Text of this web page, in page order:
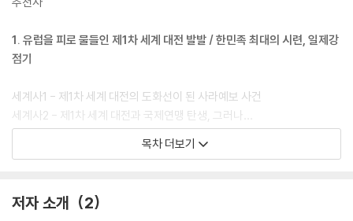
족 최대의 시련이었던 일제강점기부터 독립운동, 광복, 분단, 군부독재와
민주화 운동, 그리고 민중의 힘으로 만들어낸 촛불혁명까지의 흐름을 함께
처음 역사를 시작하는 아이들에게 꼭 필요한 것은 많이 외우는 힘이 아니
라, “재미있게 읽으며 흐름을 이해하는 경험”입니다. 『한눈에 이해되는 한
국사, 세계사 5』은 아이들이 역사를 처음부터 쉽고 흥미롭게 받아들일 수
1. 유럽을 피로 물들인 제1차 세계 대전 발발 / 한민족 최대의 시련, 일제강
점기
세계사1 - 제1차 세계 대전의 도화선이 된 사라예보 사건
세계사2 - 제1차 세계 대전과 국제연맹 탄생, 그러나…
한국사1 - 경술국치 - 일본 식민지가 된 한반도
목차 더보기
저자 소개 2